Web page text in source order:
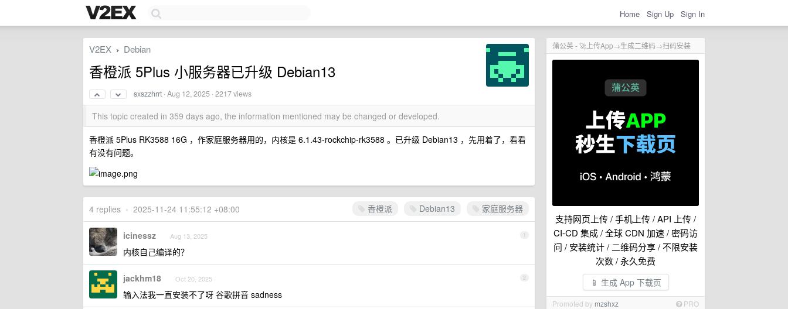
Home Sign Up Sign In
蒲公英 - 🚀上传App→生成二维码→扫码安装
支持网页上传 / 手机上传 / API 上传 /
CI-CD 集成 / 全球 CDN 加速 / 密码访
问 / 安装统计 / 二维码分享 / 不限安装
次数 / 永久免费
📱 生成 App 下载页
Promoted by mzshxz PRO
V2EX › Debian
香橙派 5Plus 小服务器已升级 Debian13
sxszzhrrt ·Aug 12, 2025 · 2217 views
This topic created in 359 days ago, the information mentioned may be changed or developed.
香橙派 5Plus RK3588 16G ，作家庭服务器用的，内核是 6.1.43-rockchip-rk3588 。已升级 Debian13 ，先用着了，看看
有没有问题。
香橙派 Debian13 家庭服务器
4 replies • 2025-11-24 11:55:12 +08:00
1
icinessz Aug 13, 2025
内核自己编译的？
2
jackhm18 Oct 20, 2025
输入法我一直安装不了呀 谷歌拼音 sadness